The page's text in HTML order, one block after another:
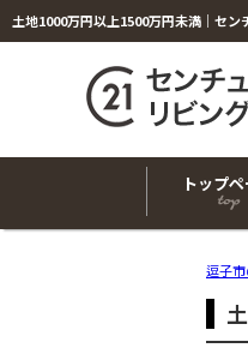
土地1000万円以上1500万円未満｜セン
トップ
逗子